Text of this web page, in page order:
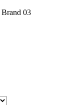
Brand 03